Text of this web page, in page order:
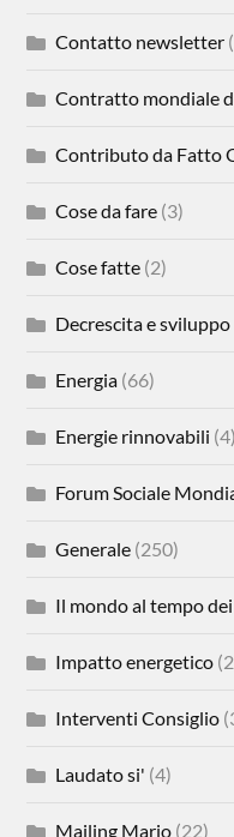
Contatto newsletter
Contratto mondiale
Contributo da Fatto
Cose da fare (3)
Cose fatte (2)
Decrescita e sviluppo
Energia (66)
Energie rinnovabili (4)
Forum Sociale
Generale (250)
Il mondo al tempo
Impatto energetico
Interventi Consiglio
Laudato si' (4)
Mailing Mario (22)